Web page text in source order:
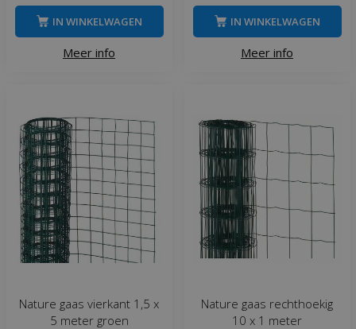
Meer info
IN WINKELWAGEN
Meer info
IN WINKELWAGEN
Nature gaas vierkant 1,5 x
5 meter groen
Nature gaas rechthoekig
10 x 1 meter